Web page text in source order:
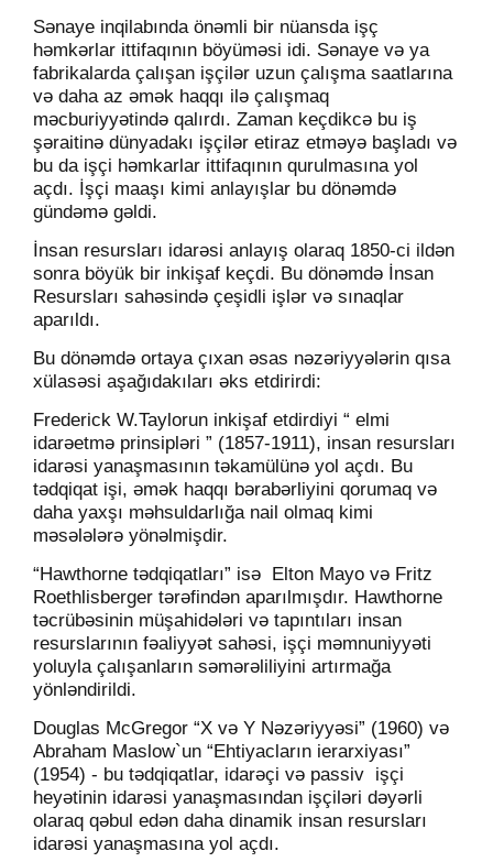
Sənaye inqilabında önəmli bir nüansda işç
həmkərlar ittifaqının böyüməsi idi. Sənaye və ya
fabrikalarda çalışan işçilər uzun çalışma saatlarına
və daha az əmək haqqı ilə çalışmaq
məcburiyyətində qalırdı. Zaman keçdikcə bu iş
şəraitinə dünyadakı işçilər etiraz etməyə başladı və
bu da işçi həmkarlar ittifaqının qurulmasına yol
açdı. İşçi maaşı kimi anlayışlar bu dönəmdə
gündəmə gəldi.
İnsan resursları idarəsi anlayış olaraq 1850-ci ildən
sonra böyük bir inkişaf keçdi. Bu dönəmdə İnsan
Resursları sahəsində çeşidli işlər və sınaqlar
aparıldı.
Bu dönəmdə ortaya çıxan əsas nəzəriyyələrin qısa
xülasəsi aşağıdakıları əks etdirirdi:
Frederick W.Taylorun inkişaf etdirdiyi “ elmi
idarəetmə prinsipləri ” (1857-1911), insan resursları
idarəsi yanaşmasının təkamülünə yol açdı. Bu
tədqiqat işi, əmək haqqı bərabərliyini qorumaq və
daha yaxşı məhsuldarlığa nail olmaq kimi
məsələlərə yönəlmişdir.
“Hawthorne tədqiqatları” isə Elton Mayo və Fritz
Roethlisberger tərəfindən aparılmışdır. Hawthorne
təcrübəsinin müşahidələri və tapıntıları insan
resurslarının fəaliyyət sahəsi, işçi məmnuniyyəti
yoluyla çalışanların səmərəliliyini artırmağa
yönləndirildi.
Douglas McGregor “X və Y Nəzəriyyəsi” (1960) və
Abraham Maslow`un “Ehtiyacların ierarxiyası”
(1954) - bu tədqiqatlar, idarəçi və passiv işçi
heyətinin idarəsi yanaşmasından işçiləri dəyərli
olaraq qəbul edən daha dinamik insan resursları
idarəsi yanaşmasına yol açdı.